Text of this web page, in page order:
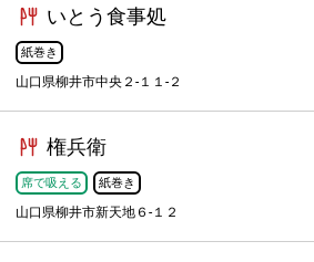
いとう食事処
紙巻き
山口県柳井市中央２-１１-２
権兵衛
席で吸える 紙巻き
山口県柳井市新天地６-１２